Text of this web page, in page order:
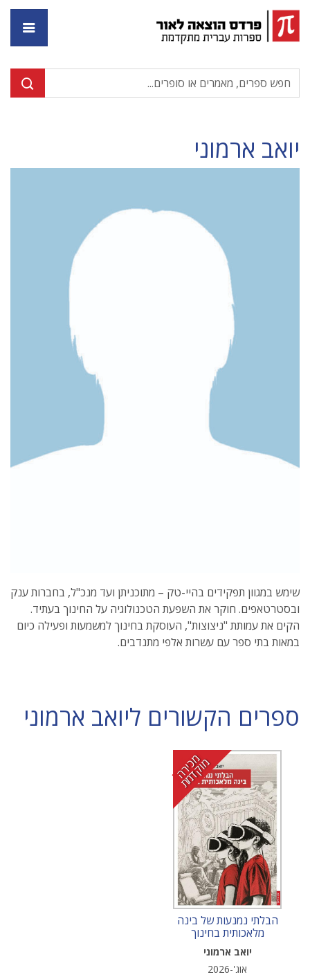
יואב ארמוני
שימש במגוון תפקידים בהיי-טק – מתוכניתן ועד מנכ"ל, בחברות ענק
ובסטרטאפים. חוקר את השפעת הטכנולוגיה על החינוך בעתיד.
הקים את עמותת "ניצוצות", העוסקת בחינוך למשמעות ופעילה כיום
במאות בתי ספר עם עשרות אלפי מתנדבים.
ספרים הקשורים ליואב ארמוני
מ
כ
י
ר
ה
מ
ו
ק
ד
מ
ת
הבלתי נמנעות של בינה
מלאכותית בחינוך
יואב ארמוני
אוג'-2026